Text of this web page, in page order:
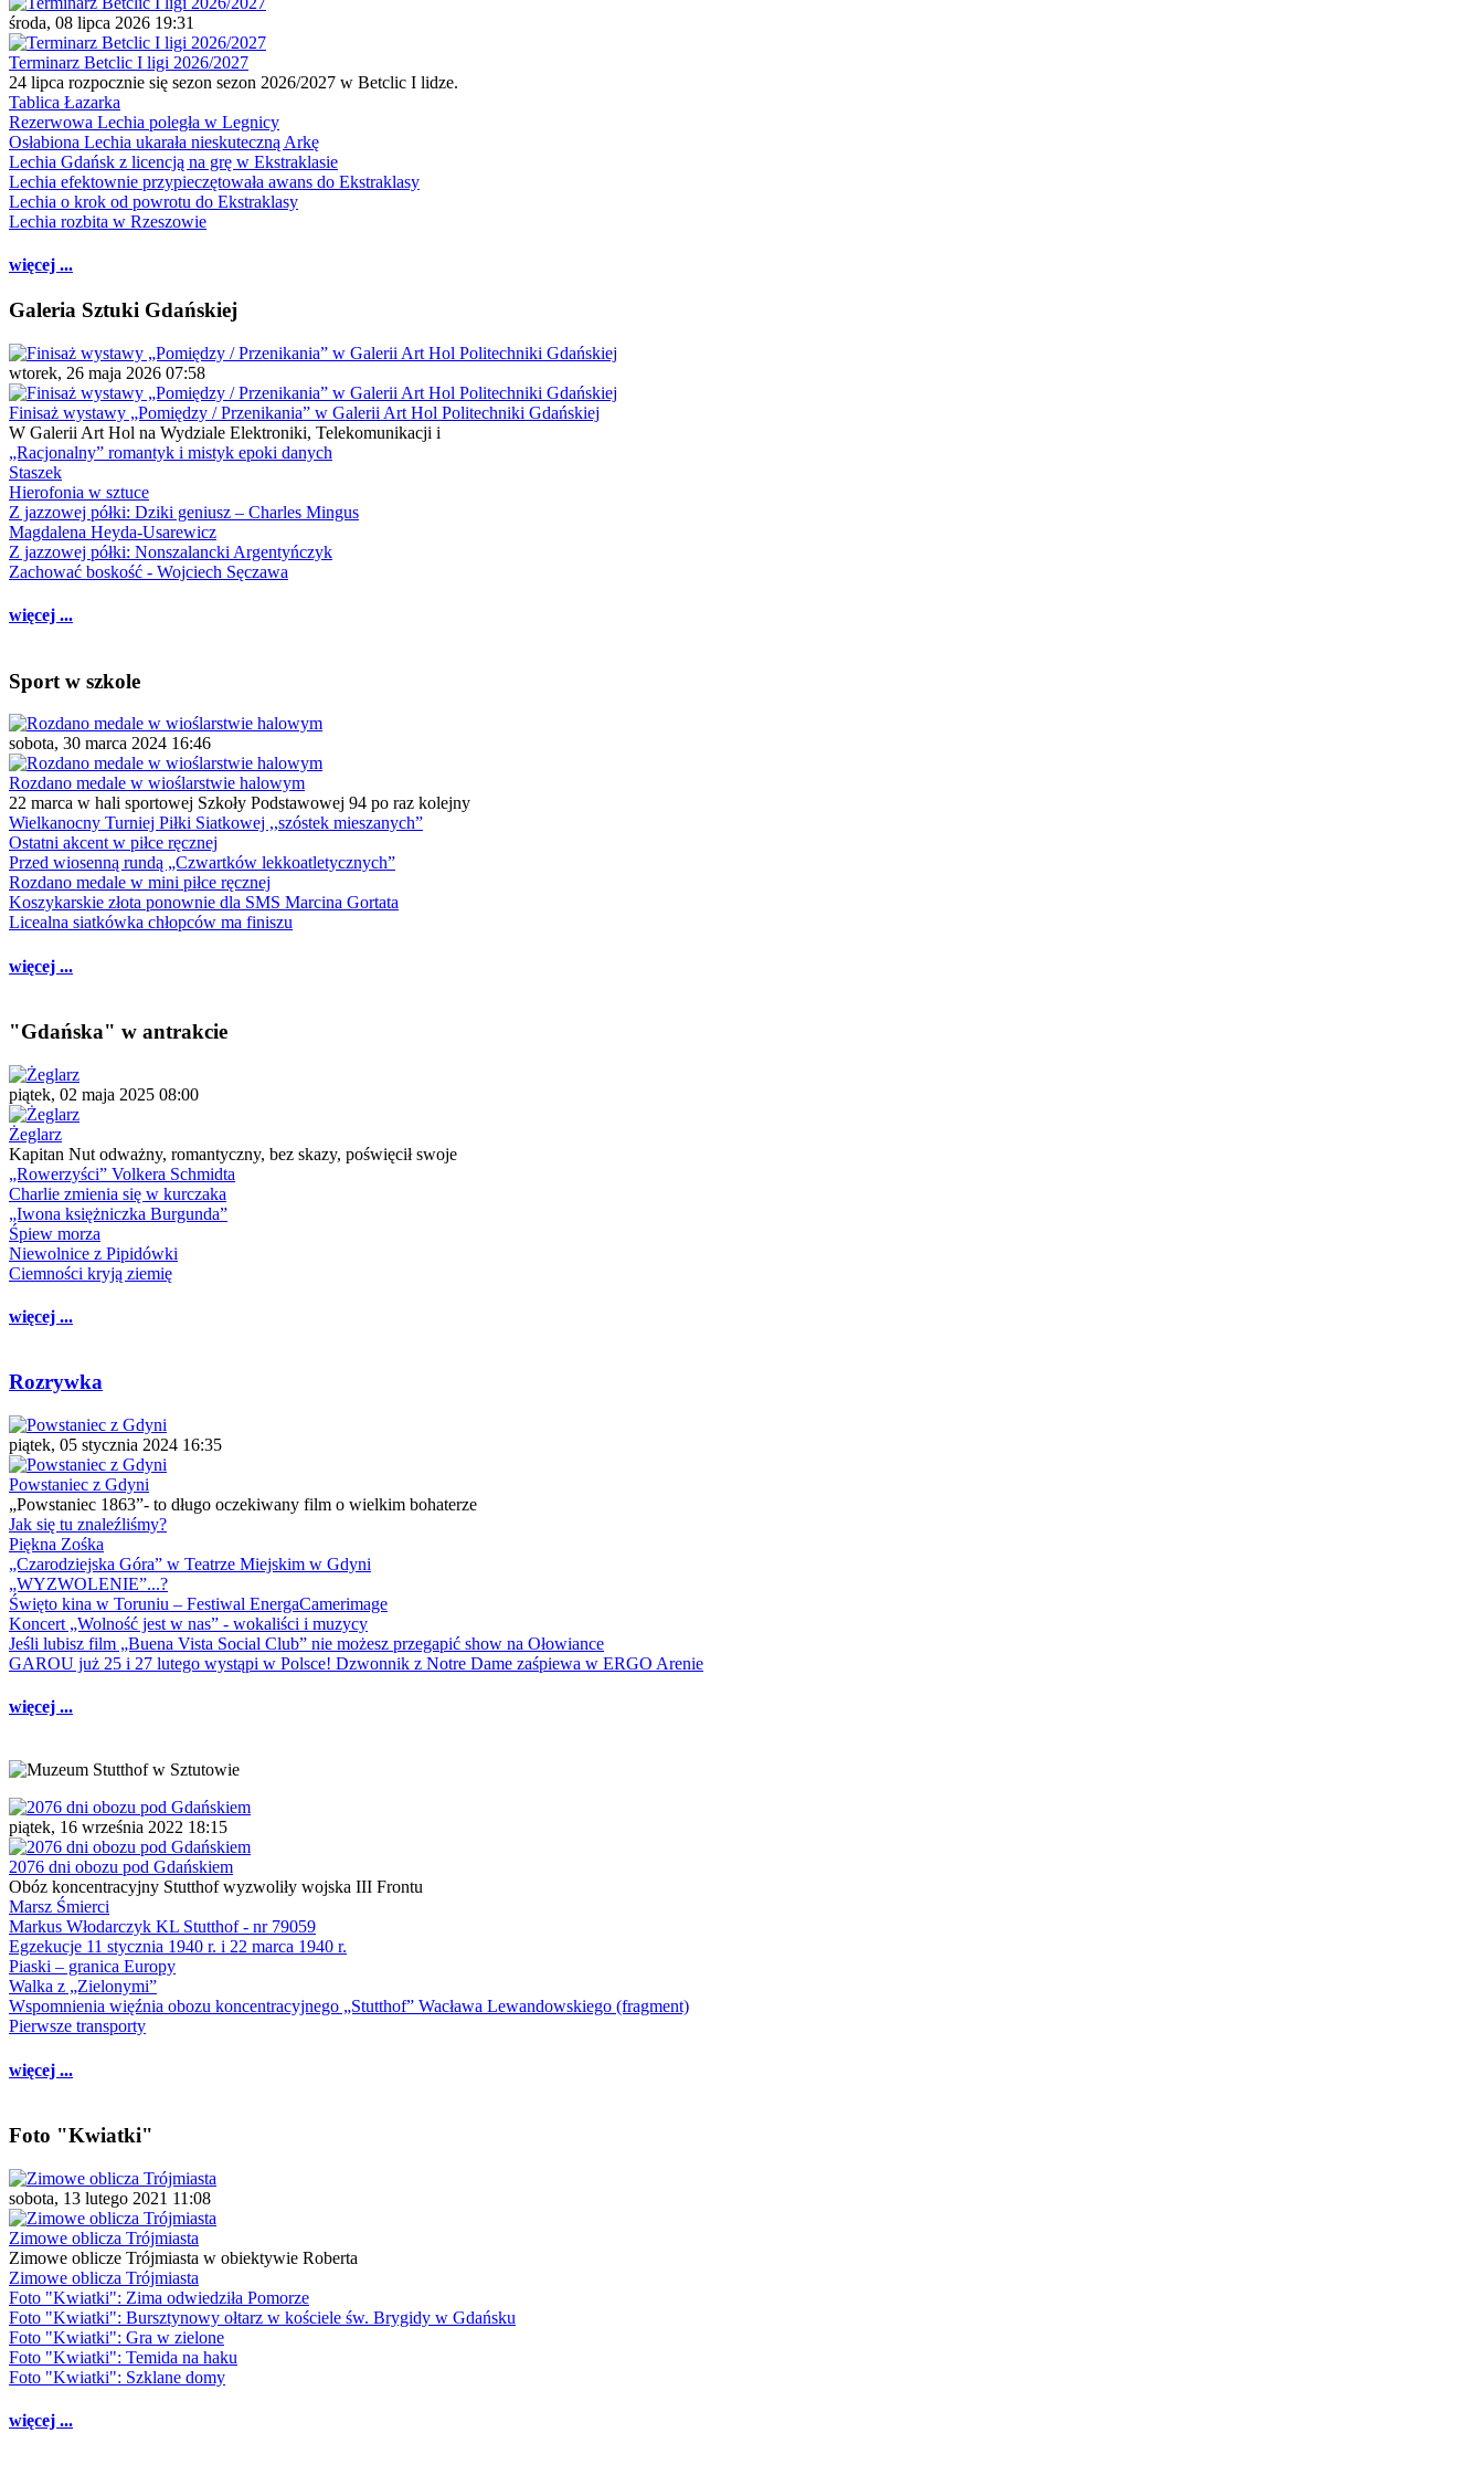
środa, 08 lipca 2026 19:31
Terminarz Betclic I ligi 2026/2027
24 lipca rozpocznie się sezon sezon 2026/2027 w Betclic I lidze.
Tablica Łazarka
Rezerwowa Lechia poległa w Legnicy
Osłabiona Lechia ukarała nieskuteczną Arkę
Lechia Gdańsk z licencją na grę w Ekstraklasie
Lechia efektownie przypieczętowała awans do Ekstraklasy
Lechia o krok od powrotu do Ekstraklasy
Lechia rozbita w Rzeszowie
więcej ...
Galeria Sztuki Gdańskiej
wtorek, 26 maja 2026 07:58
Finisaż wystawy „Pomiędzy / Przenikania” w Galerii Art Hol Politechniki Gdańskiej
W Galerii Art Hol na Wydziale Elektroniki, Telekomunikacji i
„Racjonalny” romantyk i mistyk epoki danych
Staszek
Hierofonia w sztuce
Z jazzowej półki: Dziki geniusz – Charles Mingus
Magdalena Heyda-Usarewicz
Z jazzowej półki: Nonszalancki Argentyńczyk
Zachować boskość - Wojciech Sęczawa
więcej ...
Sport w szkole
sobota, 30 marca 2024 16:46
Rozdano medale w wioślarstwie halowym
22 marca w hali sportowej Szkoły Podstawowej 94 po raz kolejny
Wielkanocny Turniej Piłki Siatkowej ,,szóstek mieszanych”
Ostatni akcent w piłce ręcznej
Przed wiosenną rundą „Czwartków lekkoatletycznych”
Rozdano medale w mini piłce ręcznej
Koszykarskie złota ponownie dla SMS Marcina Gortata
Licealna siatkówka chłopców ma finiszu
więcej ...
"Gdańska" w antrakcie
piątek, 02 maja 2025 08:00
Żeglarz
Kapitan Nut odważny, romantyczny, bez skazy, poświęcił swoje
„Rowerzyści” Volkera Schmidta
Charlie zmienia się w kurczaka
„Iwona księżniczka Burgunda”
Śpiew morza
Niewolnice z Pipidówki
Ciemności kryją ziemię
więcej ...
Rozrywka
piątek, 05 stycznia 2024 16:35
Powstaniec z Gdyni
„Powstaniec 1863”- to długo oczekiwany film o wielkim bohaterze
Jak się tu znaleźliśmy?
Piękna Zośka
„Czarodziejska Góra” w Teatrze Miejskim w Gdyni
„WYZWOLENIE”...?
Święto kina w Toruniu – Festiwal EnergaCamerimage
Koncert „Wolność jest w nas” - wokaliści i muzycy
Jeśli lubisz film „Buena Vista Social Club” nie możesz przegapić show na Ołowiance
GAROU już 25 i 27 lutego wystąpi w Polsce! Dzwonnik z Notre Dame zaśpiewa w ERGO Arenie
więcej ...
piątek, 16 września 2022 18:15
2076 dni obozu pod Gdańskiem
Obóz koncentracyjny Stutthof wyzwoliły wojska III Frontu
Marsz Śmierci
Markus Włodarczyk KL Stutthof - nr 79059
Egzekucje 11 stycznia 1940 r. i 22 marca 1940 r.
Piaski – granica Europy
Walka z „Zielonymi”
Wspomnienia więźnia obozu koncentracyjnego „Stutthof” Wacława Lewandowskiego (fragment)
Pierwsze transporty
więcej ...
Foto "Kwiatki"
sobota, 13 lutego 2021 11:08
Zimowe oblicza Trójmiasta
Zimowe oblicze Trójmiasta w obiektywie Roberta
Zimowe oblicza Trójmiasta
Foto "Kwiatki": Zima odwiedziła Pomorze
Foto "Kwiatki": Bursztynowy ołtarz w kościele św. Brygidy w Gdańsku
Foto "Kwiatki": Gra w zielone
Foto "Kwiatki": Temida na haku
Foto "Kwiatki": Szklane domy
więcej ...